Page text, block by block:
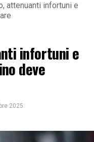
attenuanti infortuni e
infortuni e
deve
2025